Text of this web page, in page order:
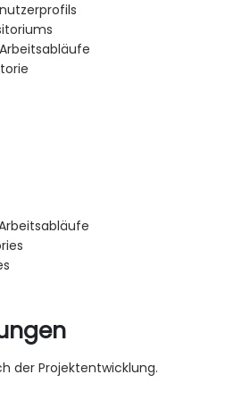
der Projektentwicklung.